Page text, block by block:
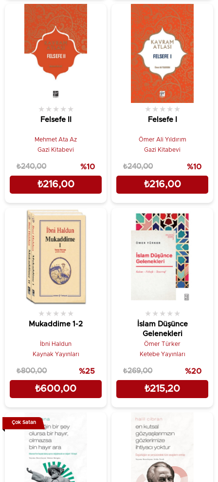
Felsefe II
★ ★ ★ ★ ★
Mehmet Ata Az
Gazi Kitabevi
₺216,00
₺240,00 %10
Felsefe I
★ ★ ★ ★ ★
Ömer Ali Yıldırım
Gazi Kitabevi
₺216,00
₺240,00 %10
Mukaddime 1-2
★ ★ ★ ★ ★
İbni Haldun
Kaynak Yayınları
₺600,00
₺800,00 %25
İslam Düşünce
Gelenekleri
★ ★ ★ ★ ★
Ömer Türker
Ketebe Yayınları
₺215,20
₺269,00 %20
Çok Satan